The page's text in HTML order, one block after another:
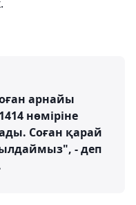
арнайы
нөміріне
Соған қарай
- деп